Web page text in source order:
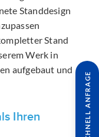
Standdesign
Stand
Werk in
aufgebaut und
Ihren
SCHNELL ANFRAGE